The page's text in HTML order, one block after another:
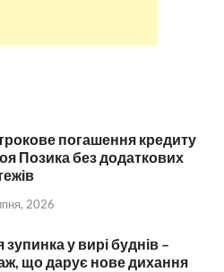
погашення кредиту
Позика без додаткових
2026
зупинка у вирі буднів –
що дарує нове дихання